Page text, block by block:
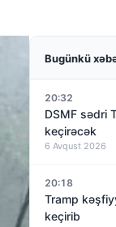
Bugünkü
20:32
DSMF sədri
keçirəcək
6 Avqust 2026
20:18
Tramp
keçirib